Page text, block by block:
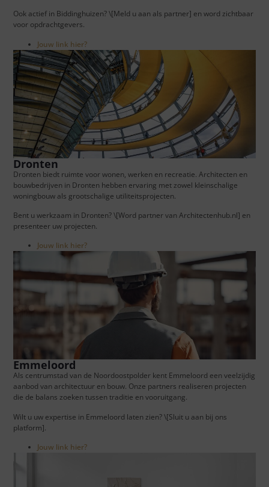
Ook actief in Biddinghuizen? \[Meld u aan als partner] en word zichtbaar
voor opdrachtgevers.
Jouw link hier?
Dronten
Dronten biedt ruimte voor wonen, werken en recreatie. Architecten en
bouwbedrijven in Dronten hebben ervaring met zowel kleinschalige
woningbouw als grootschalige utiliteitsprojecten.
Bent u werkzaam in Dronten? \[Word partner van Architectenhub.nl] en
presenteer uw projecten.
Jouw link hier?
Emmeloord
Als centrumstad van de Noordoostpolder kent Emmeloord een veelzijdig
aanbod van architectuur en bouw. Onze partners realiseren projecten
die de balans zoeken tussen traditie en vooruitgang.
Wilt u uw expertise in Emmeloord laten zien? \[Sluit u aan bij ons
platform].
Jouw link hier?